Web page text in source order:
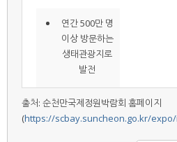
연간 500만 명
이상 방문하는
생태관광지로
발전
출처: 순천만국제정원박람회 홈페이지
(https://scbay.suncheon.go.kr/